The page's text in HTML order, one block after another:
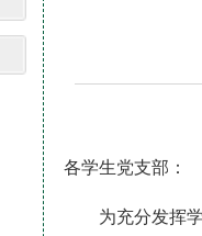
各学生党支部：
为充分发挥